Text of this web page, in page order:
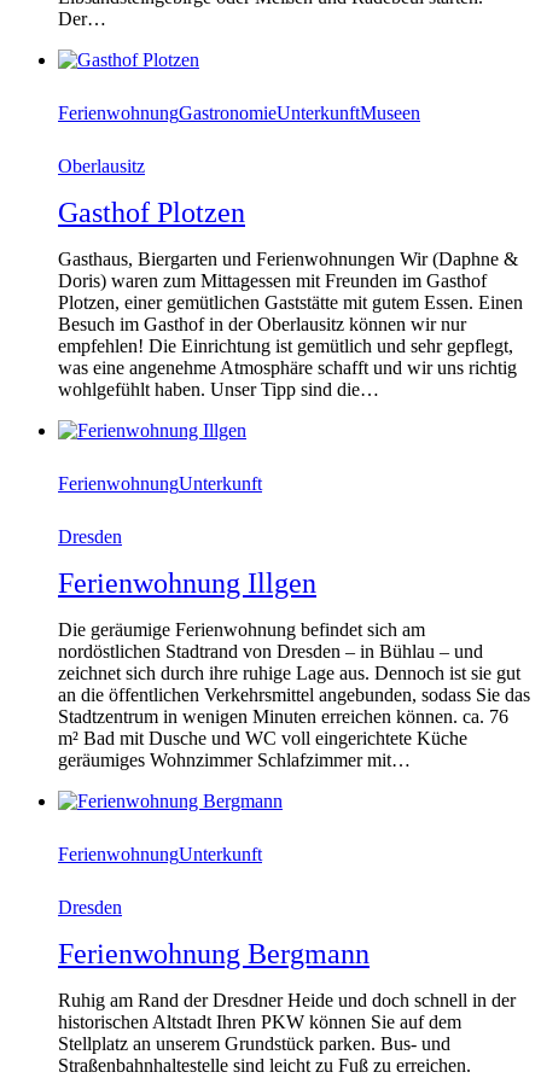
Der…
FerienwohnungGastronomieUnterkunftMuseen
Oberlausitz
Gasthof Plotzen
Gasthaus, Biergarten und Ferienwohnungen Wir (Daphne &
Doris) waren zum Mittagessen mit Freunden im Gasthof
Plotzen, einer gemütlichen Gaststätte mit gutem Essen. Einen
Besuch im Gasthof in der Oberlausitz können wir nur
empfehlen! Die Einrichtung ist gemütlich und sehr gepflegt,
was eine angenehme Atmosphäre schafft und wir uns richtig
wohlgefühlt haben. Unser Tipp sind die…
FerienwohnungUnterkunft
Dresden
Ferienwohnung Illgen
Die geräumige Ferienwohnung befindet sich am
nordöstlichen Stadtrand von Dresden – in Bühlau – und
zeichnet sich durch ihre ruhige Lage aus. Dennoch ist sie gut
an die öffentlichen Verkehrsmittel angebunden, sodass Sie das
Stadtzentrum in wenigen Minuten erreichen können. ca. 76
m² Bad mit Dusche und WC voll eingerichtete Küche
geräumiges Wohnzimmer Schlafzimmer mit…
FerienwohnungUnterkunft
Dresden
Ferienwohnung Bergmann
Ruhig am Rand der Dresdner Heide und doch schnell in der
historischen Altstadt Ihren PKW können Sie auf dem
Stellplatz an unserem Grundstück parken. Bus- und
Straßenbahnhaltestelle sind leicht zu Fuß zu erreichen.